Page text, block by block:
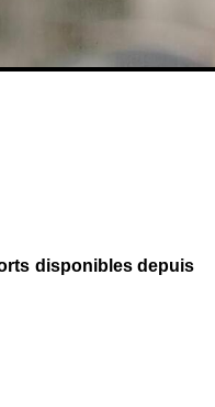
disponibles depuis